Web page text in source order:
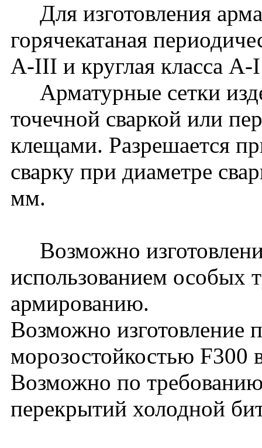
Для изготовления
горячекатаная
A-III и круглая класса
Арматурные сетки
точечной сваркой или
клещами. Разрешается
сварку при диаметре
мм.
Возможно
использованием особых
армированию.
Возможно изготовление
морозостойкостью F300
Возможно по
перекрытий холодной